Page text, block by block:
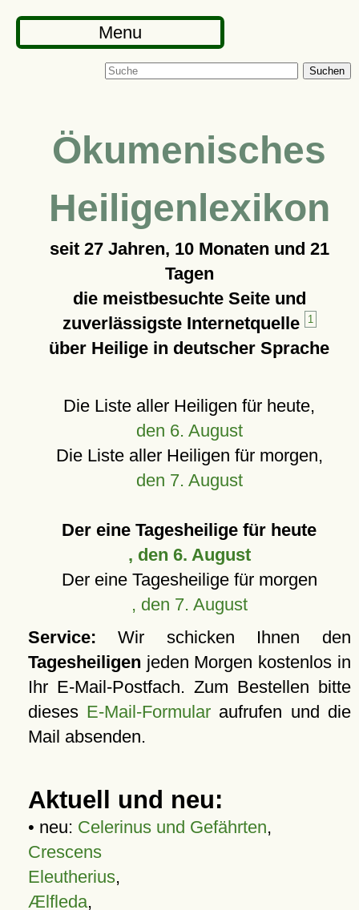
Menu
Suchen
Ökumenisches
Heiligenlexikon
seit 27 Jahren, 10 Monaten und 21
Tagen
die meistbesuchte Seite und
zuverlässigste Internetquelle
1
über Heilige in deutscher Sprache
Die Liste aller Heiligen für heute,
den 6. August
Die Liste aller Heiligen für morgen,
den 7. August
Der eine Tagesheilige für heute
, den 6. August
Der eine Tagesheilige für morgen
, den 7. August
Service: Wir schicken Ihnen den
Tagesheiligen jeden Morgen kostenlos in
Ihr E-Mail-Postfach. Zum Bestellen bitte
dieses E-Mail-Formular aufrufen und die
Mail absenden.
Aktuell und neu:
• neu: Celerinus und Gefährten,
Crescens
Eleutherius,
Ælfleda,